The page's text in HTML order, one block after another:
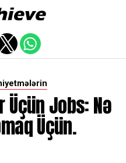
Jobs: Nə
Üçün.